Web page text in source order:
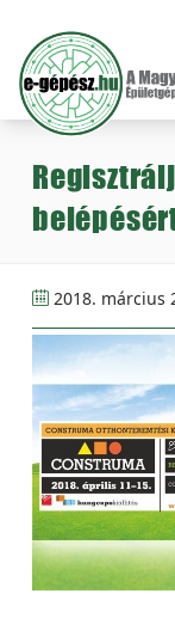
2018. március